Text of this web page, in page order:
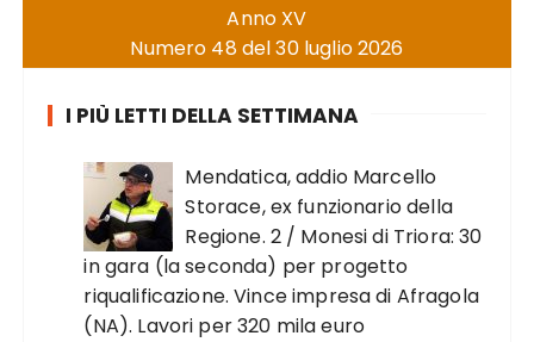
Anno XV
Numero 48 del 30 luglio 2026
I PIÙ LETTI DELLA SETTIMANA
Mendatica, addio Marcello
Storace, ex funzionario della
Regione. 2 / Monesi di Triora: 30
in gara (la seconda) per progetto
riqualificazione. Vince impresa di Afragola
(NA). Lavori per 320 mila euro